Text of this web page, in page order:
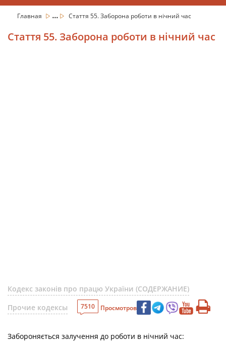
Главная ... Стаття 55. Заборона роботи в нічний час
Стаття 55. Заборона роботи в нічний час
Кодекс законів про працю України (СОДЕРЖАНИЕ)
Прочие кодексы
7510 Просмотров
Забороняється залучення до роботи в нічний час: